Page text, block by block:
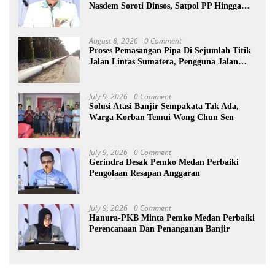
Nasdem Soroti Dinsos, Satpol PP Hingga
August 8, 2026 0 Comment
Proses Pemasangan Pipa Di Sejumlah Titik
Jalan Lintas Sumatera, Pengguna Jalan
July 9, 2026 0 Comment
Solusi Atasi Banjir Sempakata Tak Ada,
Warga Korban Temui Wong Chun Sen
July 9, 2026 0 Comment
Gerindra Desak Pemko Medan Perbaiki
Pengolaan Resapan Anggaran
July 9, 2026 0 Comment
Hanura-PKB Minta Pemko Medan Perbaiki
Perencanaan Dan Penanganan Banjir